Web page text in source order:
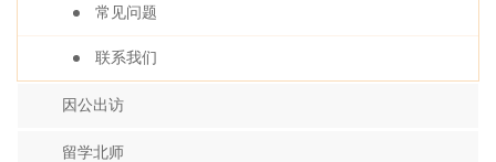
常见问题
联系我们
因公出访
留学北师